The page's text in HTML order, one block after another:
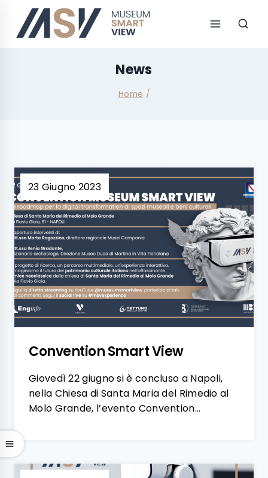
News
Home /
Convention Smart View
23 Giugno 2023
Giovedì 22 giugno si è concluso a Napoli,
nella Chiesa di Santa Maria del Rimedio al
Molo Grande, l’evento Convention…